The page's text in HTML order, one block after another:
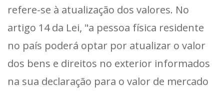
refere-se à atualização dos valores. No
artigo 14 da Lei, "a pessoa física residente
no país poderá optar por atualizar o valor
dos bens e direitos no exterior informados
na sua declaração para o valor de mercado